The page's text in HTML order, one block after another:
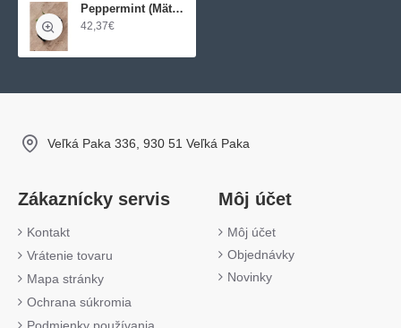
Peppermint (Mäta pieporná)
42,37€
Veľká Paka 336, 930 51 Veľká Paka
Zákaznícky servis
Kontakt
Vrátenie tovaru
Mapa stránky
Ochrana súkromia
Môj účet
Môj účet
Objednávky
Novinky